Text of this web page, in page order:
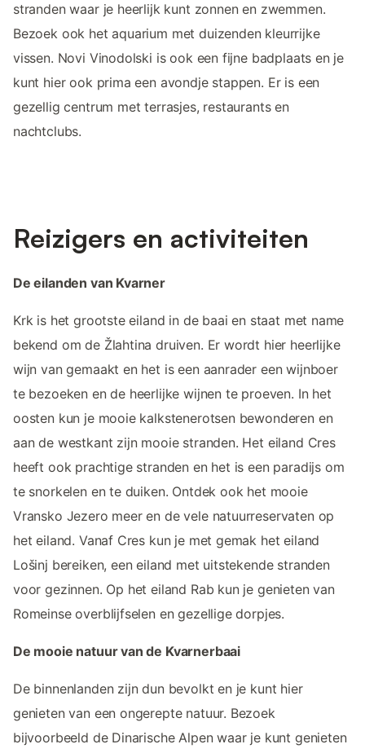
stranden waar je heerlijk kunt zonnen en zwemmen.
Bezoek ook het aquarium met duizenden kleurrijke
vissen. Novi Vinodolski is ook een fijne badplaats en je
kunt hier ook prima een avondje stappen. Er is een
gezellig centrum met terrasjes, restaurants en
nachtclubs.
Reizigers en activiteiten
De eilanden van Kvarner
Krk is het grootste eiland in de baai en staat met name
bekend om de Žlahtina druiven. Er wordt hier heerlijke
wijn van gemaakt en het is een aanrader een wijnboer
te bezoeken en de heerlijke wijnen te proeven. In het
oosten kun je mooie kalkstenerotsen bewonderen en
aan de westkant zijn mooie stranden. Het eiland Cres
heeft ook prachtige stranden en het is een paradijs om
te snorkelen en te duiken. Ontdek ook het mooie
Vransko Jezero meer en de vele natuurreservaten op
het eiland. Vanaf Cres kun je met gemak het eiland
Lošinj bereiken, een eiland met uitstekende stranden
voor gezinnen. Op het eiland Rab kun je genieten van
Romeinse overblijfselen en gezellige dorpjes.
De mooie natuur van de Kvarnerbaai
De binnenlanden zijn dun bevolkt en je kunt hier
genieten van een ongerepte natuur. Bezoek
bijvoorbeeld de Dinarische Alpen waar je kunt genieten